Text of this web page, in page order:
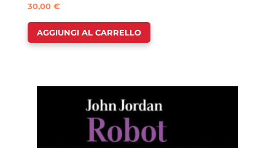
30,00€
AGGIUNGI AL CARRELLO